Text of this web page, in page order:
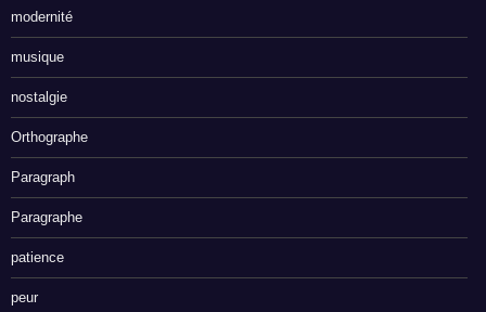
modernité
musique
nostalgie
Orthographe
Paragraph
Paragraphe
patience
peur